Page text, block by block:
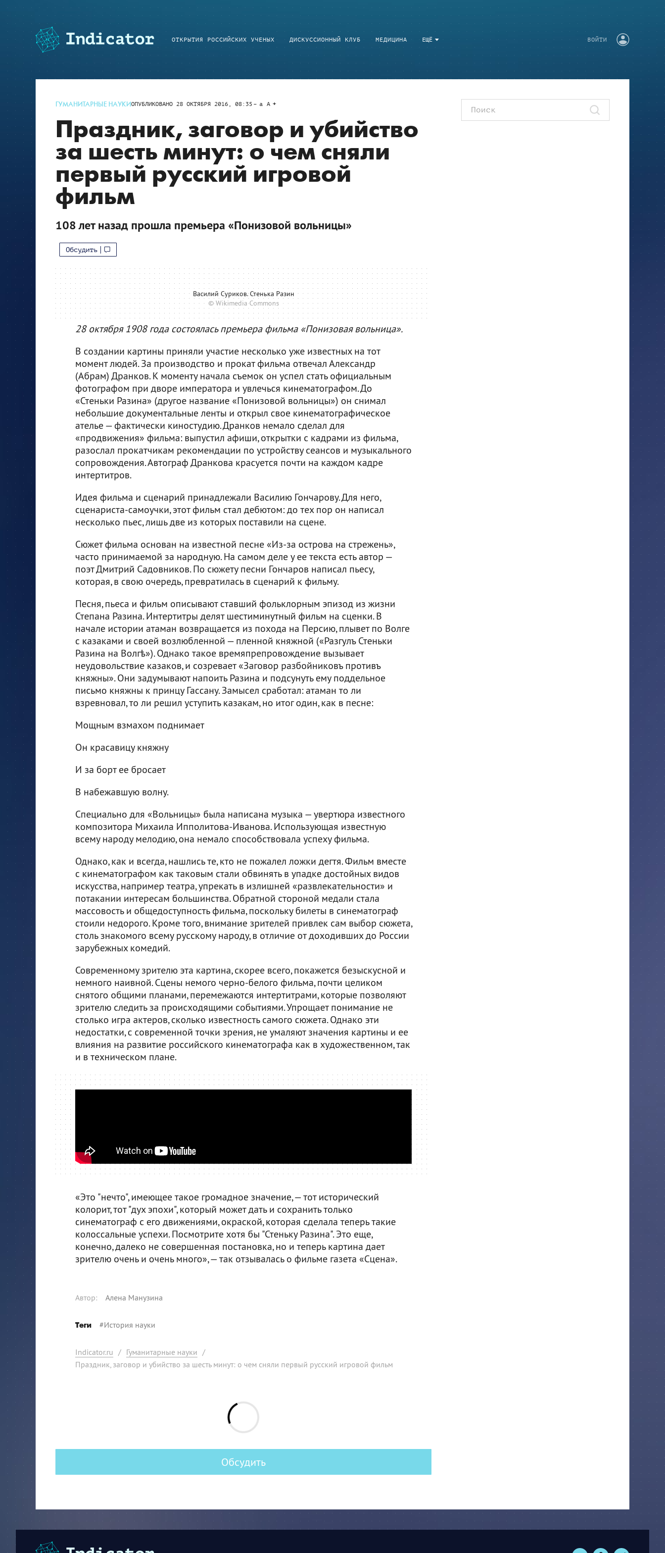
ЕЩЁ
ОТКРЫТИЯ РОССИЙСКИХ УЧЕНЫХ ДИСКУССИОННЫЙ КЛУБ МЕДИЦИНА ВОЙТИ
ГУМАНИТАРНЫЕ НАУКИОПУБЛИКОВАНО 28 ОКТЯБРЯ 2016, 08:35 a A
Праздник, заговор и убийство
за шесть минут: о чем сняли
первый русский игровой
фильм
108 лет назад прошла премьера «Понизовой вольницы»
Обсудить
Василий Суриков. Стенька Разин
© Wikimedia Commons
28 октября 1908 года состоялась премьера фильма «Понизовая вольница».
В создании картины приняли участие несколько уже известных на тот
момент людей. За производство и прокат фильма отвечал Александр
(Абрам) Дранков. К моменту начала съемок он успел стать официальным
фотографом при дворе императора и увлечься кинематографом. До
«Стеньки Разина» (другое название «Понизовой вольницы») он снимал
небольшие документальные ленты и открыл свое кинематографическое
ателье — фактически киностудию. Дранков немало сделал для
«продвижения» фильма: выпустил афиши, открытки с кадрами из фильма,
разослал прокатчикам рекомендации по устройству сеансов и музыкального
сопровождения. Автограф Дранкова красуется почти на каждом кадре
интертитров.
Идея фильма и сценарий принадлежали Василию Гончарову. Для него,
сценариста-самоучки, этот фильм стал дебютом: до тех пор он написал
несколько пьес, лишь две из которых поставили на сцене.
Сюжет фильма основан на известной песне «Из-за острова на стрежень»,
часто принимаемой за народную. На самом деле у ее текста есть автор —
поэт Дмитрий Садовников. По сюжету песни Гончаров написал пьесу,
которая, в свою очередь, превратилась в сценарий к фильму.
Песня, пьеса и фильм описывают ставший фольклорным эпизод из жизни
Степана Разина. Интертитры делят шестиминутный фильм на сценки. В
начале истории атаман возвращается из похода на Персию, плывет по Волге
с казаками и своей возлюбленной — пленной княжной («Разгулъ Стеньки
Разина на Волгѣ»). Однако такое времяпрепровождение вызывает
неудовольствие казаков, и созревает «Заговор разбойниковъ противъ
княжны». Они задумывают напоить Разина и подсунуть ему поддельное
письмо княжны к принцу Гассану. Замысел сработал: атаман то ли
взревновал, то ли решил уступить казакам, но итог один, как в песне:
Мощным взмахом поднимает
Он красавицу княжну
И за борт ее бросает
В набежавшую волну.
Специально для «Вольницы» была написана музыка — увертюра известного
композитора Михаила Ипполитова-Иванова. Использующая известную
всему народу мелодию, она немало способствовала успеху фильма.
Однако, как и всегда, нашлись те, кто не пожалел ложки дегтя. Фильм вместе
с кинематографом как таковым стали обвинять в упадке достойных видов
искусства, например театра, упрекать в излишней «развлекательности» и
потакании интересам большинства. Обратной стороной медали стала
массовость и общедоступность фильма, поскольку билеты в синематограф
стоили недорого. Кроме того, внимание зрителей привлек сам выбор сюжета,
столь знакомого всему русскому народу, в отличие от доходивших до России
зарубежных комедий.
Современному зрителю эта картина, скорее всего, покажется безыскусной и
немного наивной. Сцены немого черно-белого фильма, почти целиком
снятого общими планами, перемежаются интертитрами, которые позволяют
зрителю следить за происходящими событиями. Упрощает понимание не
столько игра актеров, сколько известность самого сюжета. Однако эти
недостатки, с современной точки зрения, не умаляют значения картины и ее
влияния на развитие российского кинематографа как в художественном, так
и в техническом плане.
«Это "нечто", имеющее такое громадное значение, — тот исторический
колорит, тот "дух эпохи", который может дать и сохранить только
синематограф с его движениями, окраской, которая сделала теперь такие
колоссальные успехи. Посмотрите хотя бы "Стеньку Разина". Это еще,
конечно, далеко не совершенная постановка, но и теперь картина дает
зрителю очень и очень много», — так отзывалась о фильме газета «Сцена».
Автор: Алена Манузина
Теги #История науки
Indicator.ru / Гуманитарные науки /
Праздник, заговор и убийство за шесть минут: о чем сняли первый русский игровой фильм
Обсудить